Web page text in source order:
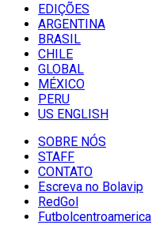
EDIÇÕES
ARGENTINA
BRASIL
CHILE
GLOBAL
MÉXICO
PERU
US ENGLISH
SOBRE NÓS
STAFF
CONTATO
Escreva no Bolavip
RedGol
Futbolcentroamerica